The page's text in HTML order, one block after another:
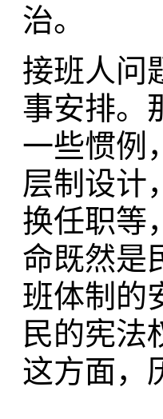
治。
接班人问
事安排。
一些惯例
层制设计
换任职等
命既然是
班体制的
民的宪法
这方面，